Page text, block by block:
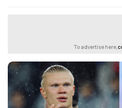
To advertise here,